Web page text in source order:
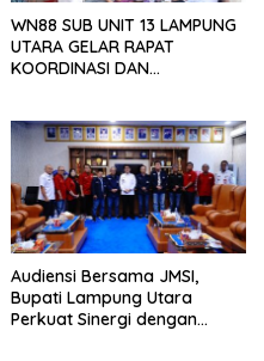
WN88 SUB UNIT 13 LAMPUNG
UTARA GELAR RAPAT
KOORDINASI DAN
Audiensi Bersama JMSI,
Bupati Lampung Utara
Perkuat Sinergi dengan